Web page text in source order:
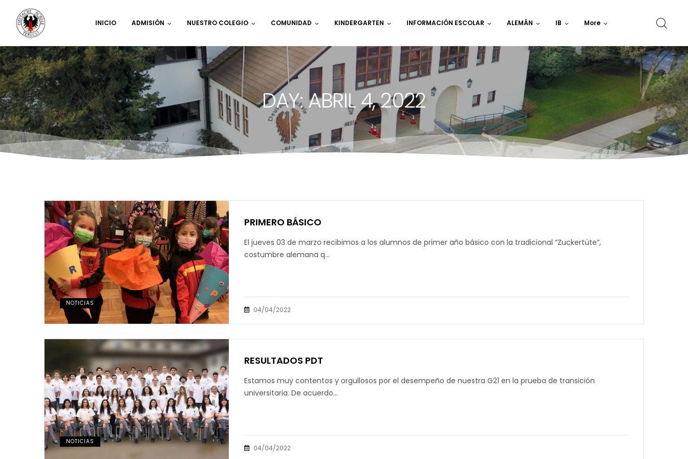
INICIO ADMISIÓN NUESTRO COLEGIO COMUNIDAD KINDERGARTEN INFORMACIÓN ESCOLAR ALEMÁN IB More
DAY: ABRIL 4, 2022
NOTICIAS
PRIMERO BÁSICO
El jueves 03 de marzo recibimos a los alumnos de primer año básico con la tradicional “Zuckertüte”,
costumbre alemana q...
04/04/2022
NOTICIAS
RESULTADOS PDT
Estamos muy contentos y orgullosos por el desempeño de nuestra G21 en la prueba de transición
universitaria. De acuerdo...
04/04/2022